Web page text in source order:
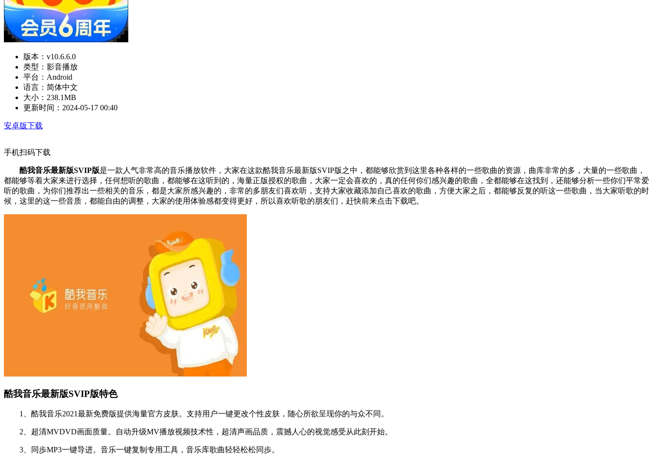
版本： v10.6.6.0
类型： 影音播放
平台： Android
语言： 简体中文
大小： 238.1MB
更新时间： 2024-05-17 00:40
安卓版下载
手机扫码下载
酷我音乐最新版SVIP版是一款人气非常高的音乐播放软件，大家在这款酷我音乐最新版SVIP版之中，都能够欣赏到这里各种各样的一些歌曲的资源，曲库非常的多，大量的一些歌曲，
都能够等着大家来进行选择，任何想听的歌曲，都能够在这听到的，海量正版授权的歌曲，大家一定会喜欢的，真的任何你们感兴趣的歌曲，全都能够在这找到，还能够分析一些你们平常爱
听的歌曲，为你们推荐出一些相关的音乐，都是大家所感兴趣的，非常的多朋友们喜欢听，支持大家收藏添加自己喜欢的歌曲，方便大家之后，都能够反复的听这一些歌曲，当大家听歌的时
候，这里的这一些音质，都能自由的调整，大家的使用体验感都变得更好，所以喜欢听歌的朋友们，赶快前来点击下载吧。
酷我音乐最新版SVIP版特色
1、酷我音乐2021最新免费版提供海量官方皮肤。支持用户一键更改个性皮肤，随心所欲呈现你的与众不同。
2、超清MVDVD画面质量。自动升级MV播放视频技术性，超清声画品质，震撼人心的视觉感受从此刻开始。
3、同歩MP3一键导进。音乐一键复制专用工具，音乐库歌曲轻轻松松同歩。